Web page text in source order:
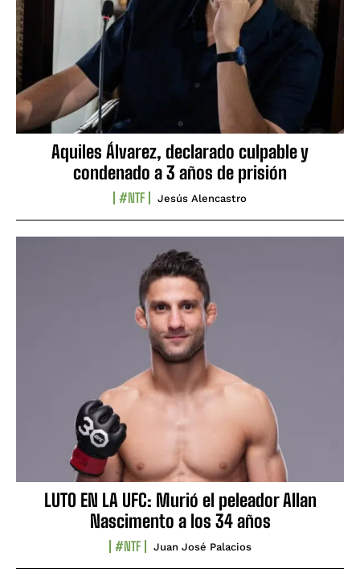
Aquiles Álvarez, declarado culpable y
condenado a 3 años de prisión
#NTF Jesús Alencastro
LUTO EN LA UFC: Murió el peleador Allan
Nascimento a los 34 años
#NTF Juan José Palacios